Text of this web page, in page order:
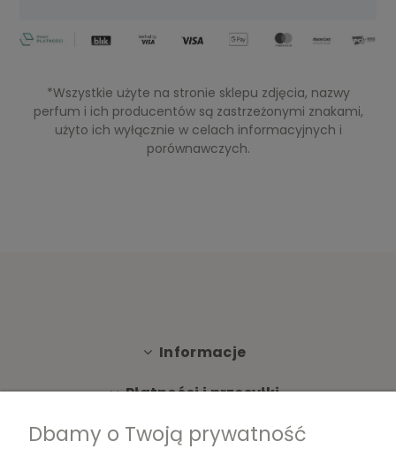
*Wszystkie użyte na stronie sklepu zdjęcia, nazwy
perfum i ich producentów są zastrzeżonymi znakami,
użyto ich wyłącznie w celach informacyjnych i
porównawczych.
Informacje
Płatności i przesyłki
Moje konto
Dbamy o Twoją prywatność